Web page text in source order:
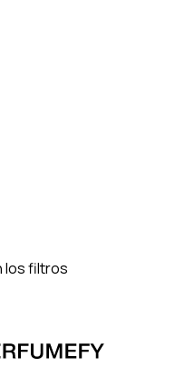
los filtros